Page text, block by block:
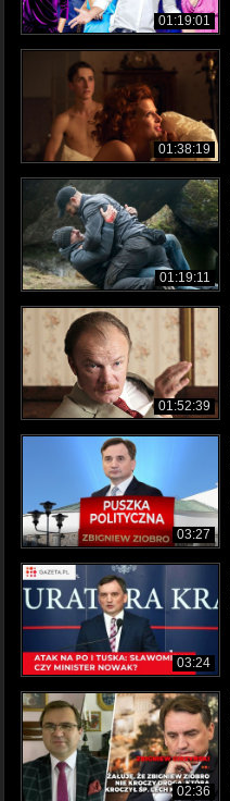
01:19:01
01:38:19
01:19:11
01:52:39
03:27
03:24
02:36